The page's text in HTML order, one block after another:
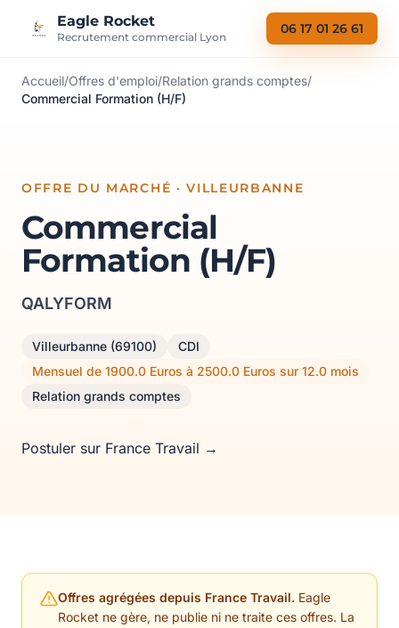
Eagle Rocket
Recrutement commercial Lyon
06 17 01 26 61
Accueil/Offres d'emploi/Relation grands comptes/
Commercial Formation (H/F)
OFFRE DU MARCHÉ · VILLEURBANNE
Commercial
Formation (H/F)
QALYFORM
Villeurbanne (69100)
CDI
Mensuel de 1900.0 Euros à 2500.0 Euros sur 12.0 mois
Relation grands comptes
Postuler sur France Travail →
Offres agrégées depuis France Travail. Eagle
Rocket ne gère, ne publie ni ne traite ces offres. La